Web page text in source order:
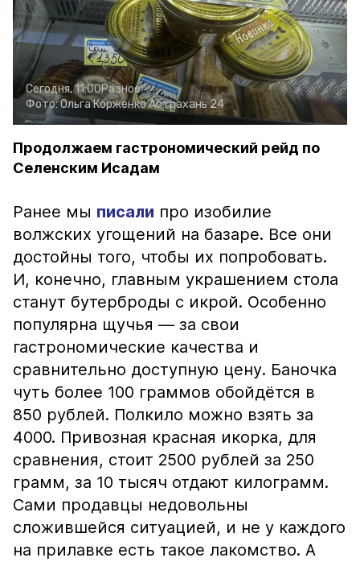
Сегодня, 11:00Разное
Фото:Ольга КорженкоАстрахань 24
Продолжаем гастрономический рейд по
Селенским Исадам
Ранее мы писали про изобилие
волжских угощений на базаре. Все они
достойны того, чтобы их попробовать.
И, конечно, главным украшением стола
станут бутерброды с икрой. Особенно
популярна щучья — за свои
гастрономические качества и
сравнительно доступную цену. Баночка
чуть более 100 граммов обойдётся в
850 рублей. Полкило можно взять за
4000. Привозная красная икорка, для
сравнения, стоит 2500 рублей за 250
грамм, за 10 тысяч отдают килограмм.
Сами продавцы недовольны
сложившейся ситуацией, и не у каждого
на прилавке есть такое лакомство. А